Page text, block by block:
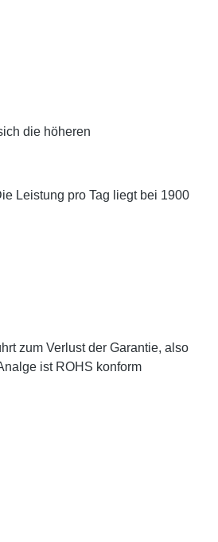
die höheren
Leistung pro Tag liegt bei 1900
zum Verlust der Garantie, also
ist ROHS konform